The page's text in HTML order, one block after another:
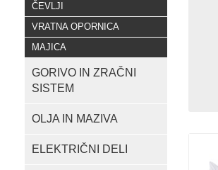
ČEVLJI
VRATNA OPORNICA
MAJICA
GORIVO IN ZRAČNI
SISTEM
OLJA IN MAZIVA
ELEKTRIČNI DELI